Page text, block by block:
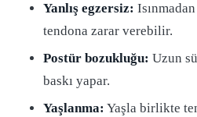
Yanlış egzersiz:
tendona zarar verebilir.
Postür bozukluğu: Uzun
baskı yapar.
Yaşlanma: Yaşla birlikte